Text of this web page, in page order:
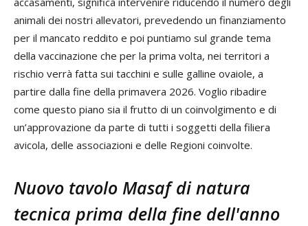
animali dei nostri allevatori, prevedendo un finanziamento
per il mancato reddito e poi puntiamo sul grande tema
della vaccinazione che per la prima volta, nei territori a
rischio verrà fatta sui tacchini e sulle galline ovaiole, a
partire dalla fine della primavera 2026. Voglio ribadire
come questo piano sia il frutto di un coinvolgimento e di
un’approvazione da parte di tutti i soggetti della filiera
avicola, delle associazioni e delle Regioni coinvolte.
Nuovo tavolo Masaf di natura
tecnica prima della fine dell'anno